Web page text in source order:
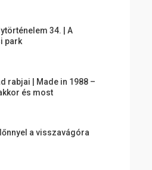
34. | A
park
rabjai | Made in 1988 –
és most
a visszavágóra